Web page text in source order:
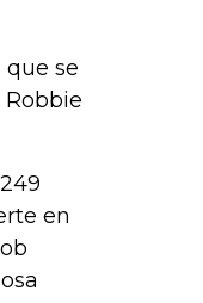
se
Robbie
en